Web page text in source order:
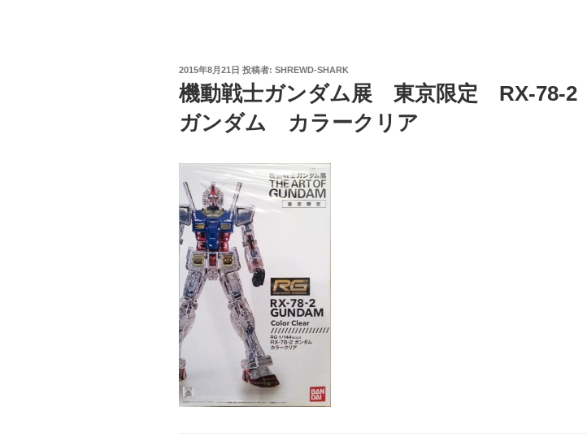
投
稿
日:
2015年8月21日 投稿者: SHREWD-SHARK
機動戦士ガンダム展 東京限定 RX-78-2
ガンダム カラークリア